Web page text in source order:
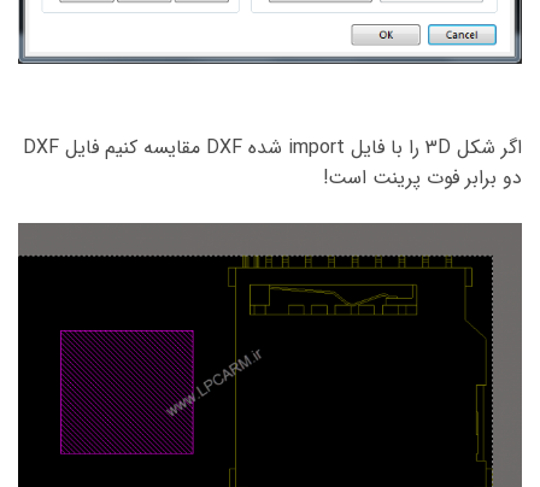
اگر شکل 3D را با فایل import شده DXF مقایسه کنیم فایل DXF
دو برابر فوت پرینت است!